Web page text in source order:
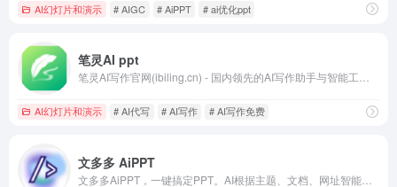
AI幻灯片和演示 # AIGC # AiPPT # ai优化ppt
笔灵AI ppt
AI幻灯片和演示 # AI代写 # AI写作 # AI写作免费
文多多 AiPPT